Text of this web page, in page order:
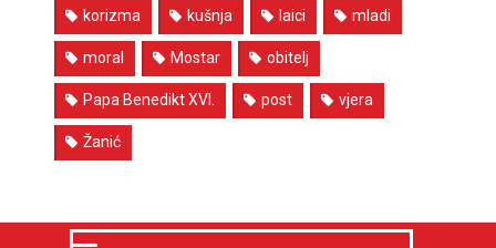
korizma kušnja laici mladi
moral Mostar obitelj
Papa Benedikt XVI. post vjera
Žanić